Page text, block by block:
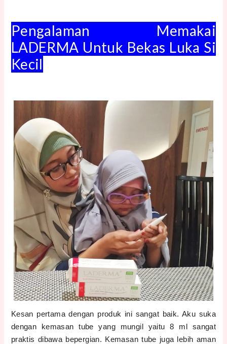
Pengalaman Memakai
LADERMA Untuk Bekas Luka Si
Kecil
Kesan pertama dengan produk ini sangat baik. Aku suka
dengan kemasan tube yang mungil yaitu 8 ml sangat
praktis dibawa bepergian. Kemasan tube juga lebih aman